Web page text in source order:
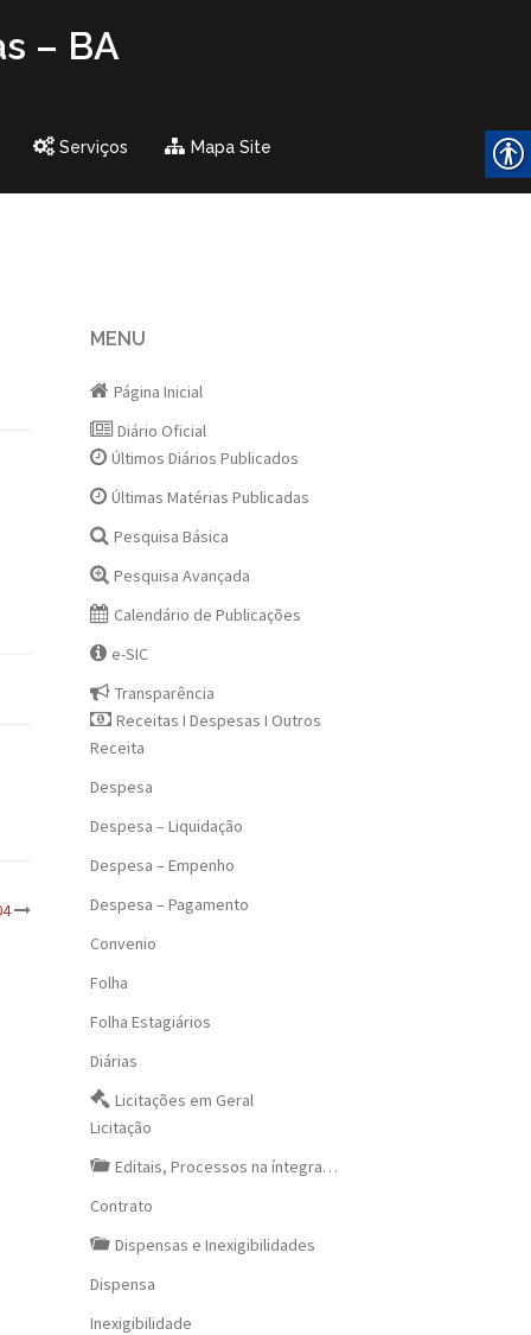
– BA
Serviços Mapa Site
MENU
Página Inicial
Diário Oficial
Últimos Diários Publicados
Últimas Matérias Publicadas
Pesquisa Básica
Pesquisa Avançada
Calendário de Publicações
e-SIC
Transparência
Receitas I Despesas I Outros
Receita
Despesa
Despesa – Liquidação
Despesa – Empenho
Despesa – Pagamento
Convenio
Folha
Folha Estagiários
Diárias
Licitações em Geral
Licitação
Editais, Processos na íntegra…
Contrato
Dispensas e Inexigibilidades
Dispensa
Inexigibilidade